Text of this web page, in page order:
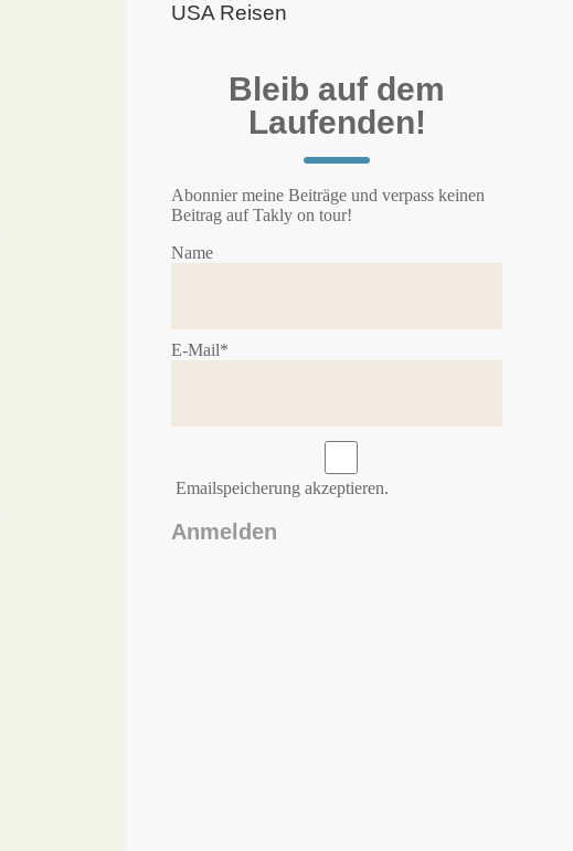
USA Reisen
Bleib auf dem
Laufenden!
Abonnier meine Beiträge und verpass keinen
Beitrag auf Takly on tour!
Name
E-Mail*
Emailspeicherung akzeptieren.